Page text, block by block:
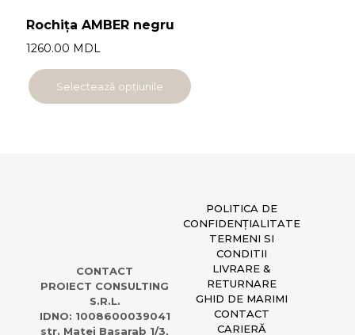
Rochița AMBER negru
1260.00 MDL
Selectează opțiunile
CONTACT
PROIECT CONSULTING
S.R.L.
IDNO: 1008600039041
str. Matei Basarab 1/3,
POLITICA DE
CONFIDENȚIALITATE
TERMENI SI
CONDITII
LIVRARE &
RETURNARE
GHID DE MARIMI
CONTACT
CARIERĂ